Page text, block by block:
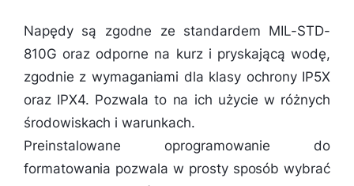
Napędy są zgodne ze standardem MIL-STD-
810G oraz odporne na kurz i pryskającą wodę,
zgodnie z wymaganiami dla klasy ochrony IP5X
oraz IPX4. Pozwala to na ich użycie w różnych
środowiskach i warunkach.
Preinstalowane oprogramowanie do
formatowania pozwala w prosty sposób wybrać